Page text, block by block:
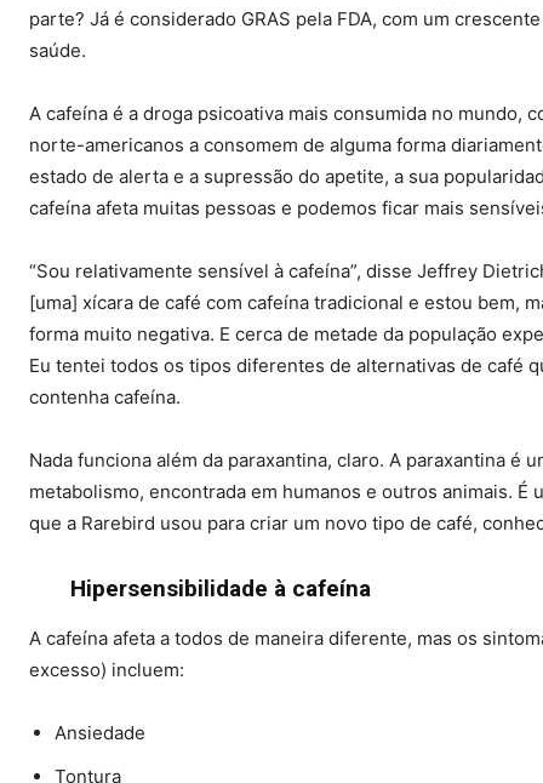
parte? Já é considerado GRAS pela FDA, com um
saúde.
A cafeína é a droga psicoativa mais consumida no mundo,
norte-americanos a consomem de alguma forma
estado de alerta e a supressão do apetite, a sua
cafeína afeta muitas pessoas e podemos ficar mais
“Sou relativamente sensível à cafeína”, disse Jeffrey
[uma] xícara de café com cafeína tradicional e estou bem,
forma muito negativa. E cerca de metade da população
Eu tentei todos os tipos diferentes de alternativas de café
contenha cafeína.
Nada funciona além da paraxantina, claro. A paraxantina é
metabolismo, encontrada em humanos e outros animais.
que a Rarebird usou para criar um novo tipo de café,
Hipersensibilidade à cafeína
A cafeína afeta a todos de maneira diferente, mas os
excesso) incluem:
Ansiedade
Tontura